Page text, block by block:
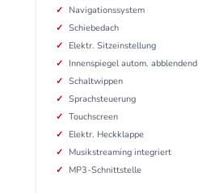
Navigationssystem
Schiebedach
Elektr. Sitzeinstellung
Innenspiegel autom. abblendend
Schaltwippen
Sprachsteuerung
Touchscreen
Elektr. Heckklappe
Musikstreaming integriert
MP3-Schnittstelle